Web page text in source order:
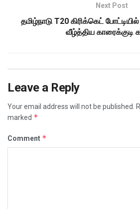
Next Post
தமிழ்நாடு T20 கிரிக்கெட்
வீழ்த்திய காரைக்குடி
Leave a Reply
Your email address will not be published.
marked *
Comment *